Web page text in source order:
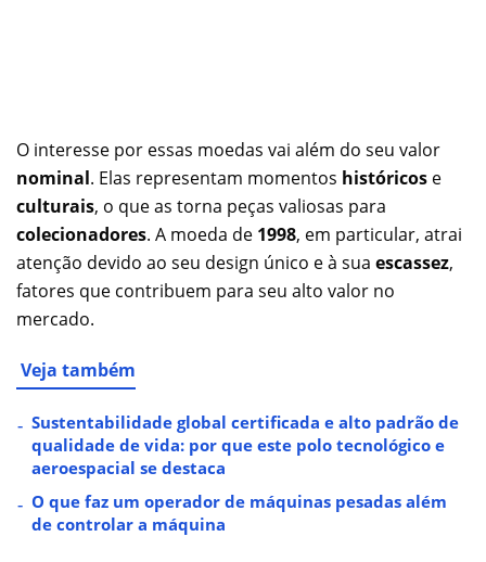
O interesse por essas moedas vai além do seu valor
nominal. Elas representam momentos históricos e
culturais, o que as torna peças valiosas para
colecionadores. A moeda de 1998, em particular, atrai
atenção devido ao seu design único e à sua escassez,
fatores que contribuem para seu alto valor no
mercado.
Veja também
Sustentabilidade global certificada e alto padrão de
qualidade de vida: por que este polo tecnológico e
aeroespacial se destaca
O que faz um operador de máquinas pesadas além
de controlar a máquina